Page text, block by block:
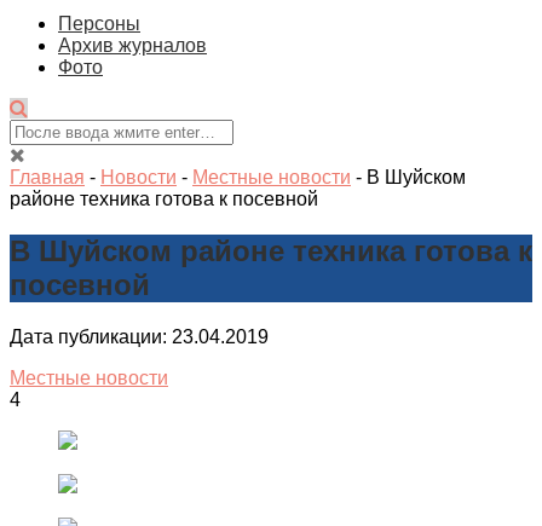
Персоны
Архив журналов
Фото
Главная - Новости - Местные новости - В Шуйском
районе техника готова к посевной
В Шуйском районе техника готова к
посевной
Дата публикации: 23.04.2019
Местные новости
4